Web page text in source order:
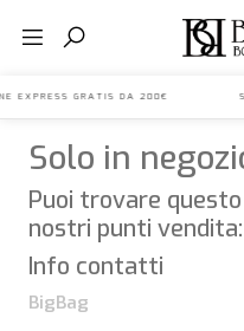
EXPRESS GRATIS DA 200€
Solo in
Puoi trovare
nostri punti vendita:
Info contatti
BigBag